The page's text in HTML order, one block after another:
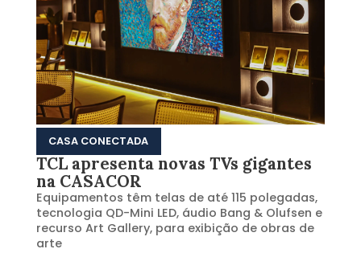
CASA CONECTADA
TCL apresenta novas TVs gigantes
na CASACOR
Equipamentos têm telas de até 115 polegadas,
tecnologia QD-Mini LED, áudio Bang & Olufsen e
recurso Art Gallery, para exibição de obras de
arte